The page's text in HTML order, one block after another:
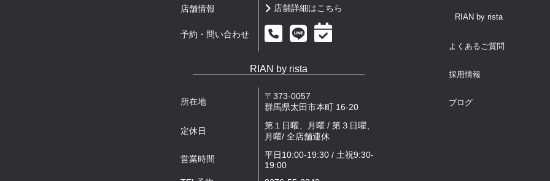
店舗情報
店舗詳細はこちら
予約・問い合わせ
RIAN by rista
所在地
〒373-0057
群馬県太田市本町 16-20
定休日
第１日曜、月曜 / 第３日曜、
月曜/ 全店舗連休
営業時間
平日10:00-19:30 / 土祝9:30-
19:00
RIAN by rista
よくあるご質問
採用情報
ブログ